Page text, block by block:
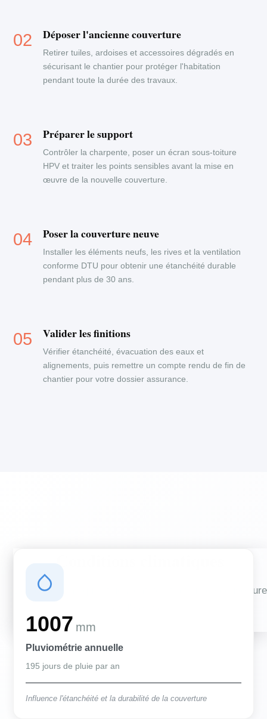
Déposer l'ancienne couverture
Retirer tuiles, ardoises et accessoires dégradés en
sécurisant le chantier pour protéger l'habitation
pendant toute la durée des travaux.
Préparer le support
Contrôler la charpente, poser un écran sous-toiture
HPV et traiter les points sensibles avant la mise en
œuvre de la nouvelle couverture.
Poser la couverture neuve
Installer les éléments neufs, les rives et la ventilation
conforme DTU pour obtenir une étanchéité durable
pendant plus de 30 ans.
Valider les finitions
Vérifier étanchéité, évacuation des eaux et
alignements, puis remettre un compte rendu de fin de
chantier pour votre dossier assurance.
Des conditions qui influencent vos travaux de couverture
1007 mm
Pluviométrie annuelle
195 jours de pluie par an
Influence l'étanchéité et la durabilité de la couverture